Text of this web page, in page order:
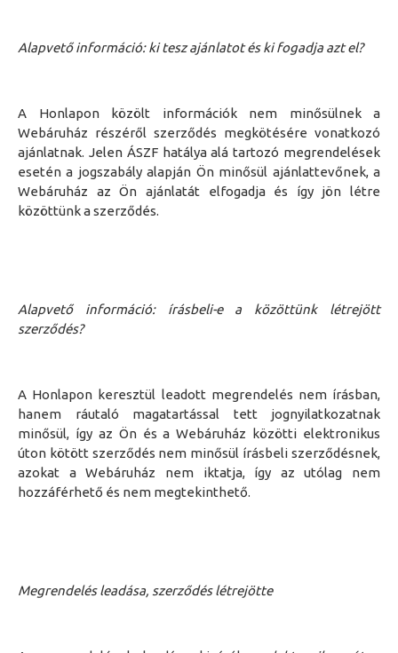
Alapvető információ: ki tesz ajánlatot és ki fogadja azt el?
A Honlapon közölt információk nem minősülnek a
Webáruház részéről szerződés megkötésére vonatkozó
ajánlatnak. Jelen ÁSZF hatálya alá tartozó megrendelések
esetén a jogszabály alapján Ön minősül ajánlattevőnek, a
Webáruház az Ön ajánlatát elfogadja és így jön létre
közöttünk a szerződés.
Alapvető információ: írásbeli-e a közöttünk létrejött
szerződés?
A Honlapon keresztül leadott megrendelés nem írásban,
hanem ráutaló magatartással tett jognyilatkozatnak
minősül, így az Ön és aWebáruház közötti elektronikus
úton kötött szerződés nem minősül írásbeli szerződésnek,
azokat aWebáruház nem iktatja, így az utólag nem
hozzáférhető és nem megtekinthető.
Megrendelés leadása, szerződés létrejötte